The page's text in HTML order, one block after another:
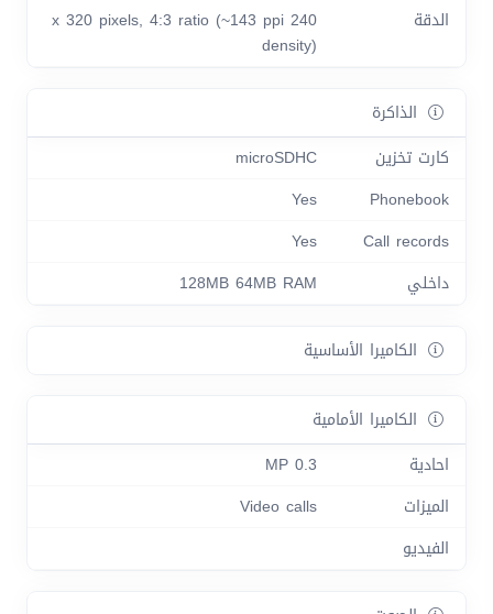
الدقة
240 x 320 pixels, 4:3 ratio (~143 ppi
density)
الذاكرة
كارت تخزين
microSDHC
Phonebook
Yes
Call records
Yes
داخلي
128MB 64MB RAM
الكاميرا الأساسية
الكاميرا الأمامية
احادية
0.3 MP
الميزات
Video calls
الفيديو